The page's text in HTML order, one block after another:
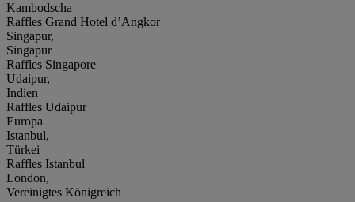
Kambodscha
Raffles Grand Hotel d’Angkor
Singapur,
Singapur
Raffles Singapore
Udaipur,
Indien
Raffles Udaipur
Europa
Istanbul,
Türkei
Raffles Istanbul
London,
Vereinigtes Königreich